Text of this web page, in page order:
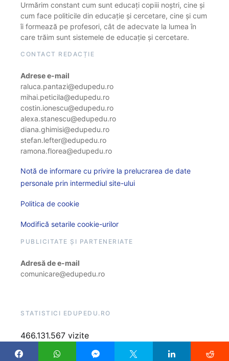
Urmărim constant cum sunt educați copiii noștri, cine și
cum face politicile din educație și cercetare, cine și cum
îi formează pe profesori, cât de adecvate la lumea în
care trăim sunt sistemele de educație și cercetare.
CONTACT REDACȚIE
Adrese e-mail
raluca.pantazi@edupedu.ro
mihai.peticila@edupedu.ro
costin.ionescu@edupedu.ro
alexa.stanescu@edupedu.ro
diana.ghimisi@edupedu.ro
stefan.lefter@edupedu.ro
ramona.florea@edupedu.ro
Notă de informare cu privire la prelucrarea de date
personale prin intermediul site-ului
Politica de cookie
Modifică setarile cookie-urilor
PUBLICITATE ȘI PARTENERIATE
Adresă de e-mail
comunicare@edupedu.ro
STATISTICI EDUPEDU.RO
466.131.567 vizite